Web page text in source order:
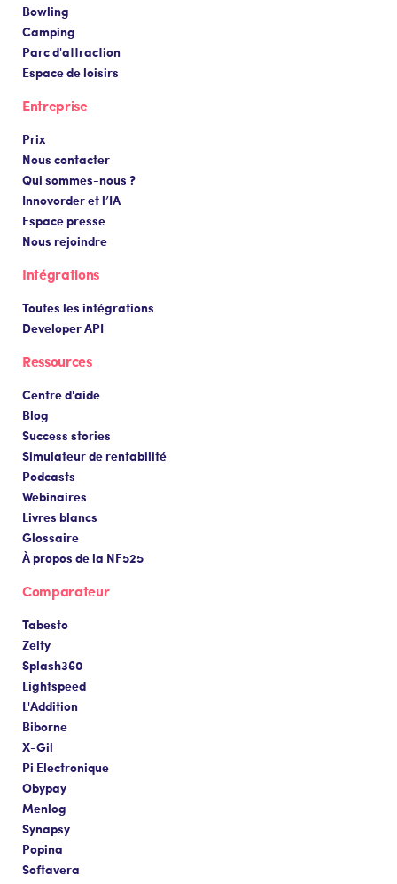
Bowling
Camping
Parc d'attraction
Espace de loisirs
Entreprise
Prix
Nous contacter
Qui sommes-nous ?
Innovorder et l’IA
Espace presse
Nous rejoindre
Intégrations
Toutes les intégrations
Developer API
Ressources
Centre d'aide
Blog
Success stories
Simulateur de rentabilité
Podcasts
Webinaires
Livres blancs
Glossaire
À propos de la NF525
Comparateur
Tabesto
Zelty
Splash360
Lightspeed
L'Addition
Biborne
X-Gil
Pi Electronique
Obypay
Menlog
Synapsy
Popina
Softavera